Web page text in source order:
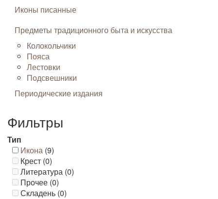
Иконы писанные
Предметы традиционного быта и искусства
Колокольчики
Пояса
Лестовки
Подсвешники
Периодические издания
Фильтры
Тип
Икона (9)
Крест (0)
Литература (0)
Прочее (0)
Складень (0)